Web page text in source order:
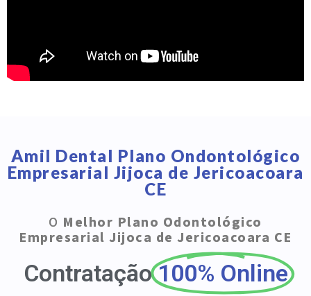
Amil Dental Plano Ondontológico
Empresarial Jijoca de Jericoacoara
CE
O Melhor Plano Odontológico
Empresarial Jijoca de Jericoacoara CE
Contratação 100% Online